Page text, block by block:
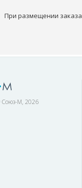
При размещении заказа
М, 2026